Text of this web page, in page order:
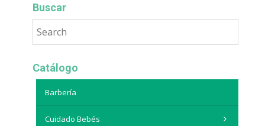
Buscar
Catálogo
Barbería
Cuidado Bebés